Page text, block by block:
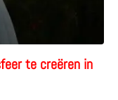
te creëren in